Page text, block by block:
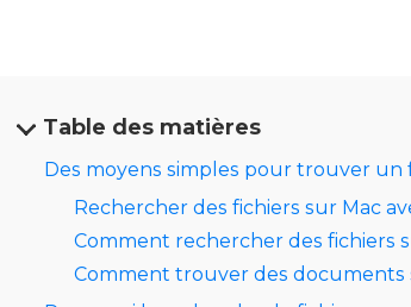
Table des matières
Des moyens simples pour trouver un
Rechercher des fichiers sur Mac
Comment rechercher des fichiers
Comment trouver des documents